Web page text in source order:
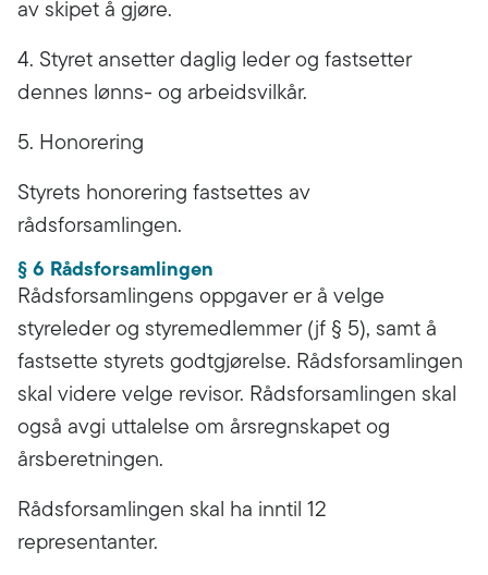
av skipet å gjøre.
4. Styret ansetter daglig leder og fastsetter
dennes lønns- og arbeidsvilkår.
5. Honorering
Styrets honorering fastsettes av
rådsforsamlingen.
§ 6 Rådsforsamlingen
Rådsforsamlingens oppgaver er å velge
styreleder og styremedlemmer (jf § 5), samt å
fastsette styrets godtgjørelse. Rådsforsamlingen
skal videre velge revisor. Rådsforsamlingen skal
også avgi uttalelse om årsregnskapet og
årsberetningen.
Rådsforsamlingen skal ha inntil 12
representanter.